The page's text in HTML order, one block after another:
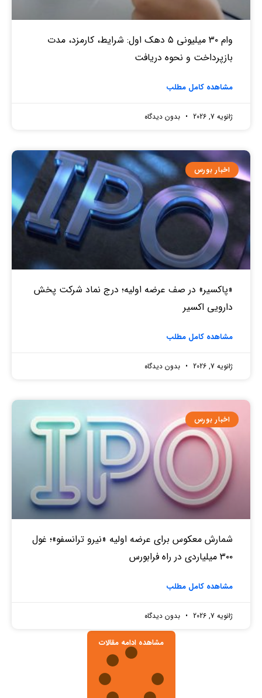
وام ۳۰ میلیونی ۵ دهک اول: شرایط، کارمزد، مدت
بازپرداخت و نحوه دریافت
مشاهده کامل مطلب
ژانویه 7, 2026 بدون دیدگاه
اخبار بورس
«پاکسیر» در صف عرضه اولیه؛ درج نماد شرکت پخش
دارویی اکسیر
مشاهده کامل مطلب
ژانویه 7, 2026 بدون دیدگاه
اخبار بورس
شمارش معکوس برای عرضه اولیه «نیرو ترانسفو»؛ غول
۳۰۰ میلیاردی در راه فرابورس
مشاهده کامل مطلب
ژانویه 7, 2026 بدون دیدگاه
مشاهده ادامه مقالات